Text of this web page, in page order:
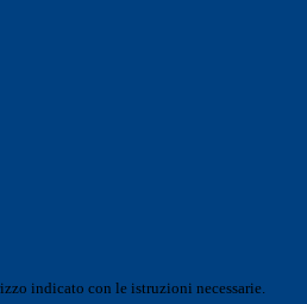
indicato con le istruzioni necessarie.